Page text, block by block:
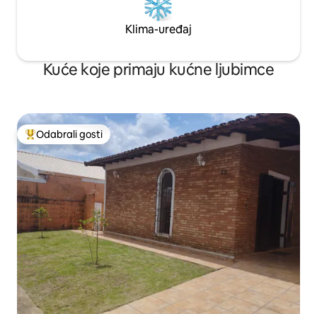
Klima-uređaj
Kuće koje primaju kućne ljubimce
Među najviše rangiranima s oznakom „Odabrali gosti”
Odabrali gosti